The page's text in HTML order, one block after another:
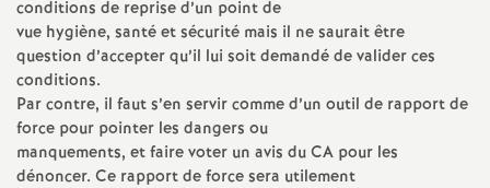
n
s
e
conditions de reprise d’un point de
vue hygiène, santé et sécurité mais il ne saurait être
question d’accepter qu’il lui soit demandé de valider ces
conditions.
Par contre, il faut s’en servir comme d’un outil de rapport de
force pour pointer les dangers ou
manquements, et faire voter un avis duCA pour les
dénoncer. Ce rapport de force sera utilement